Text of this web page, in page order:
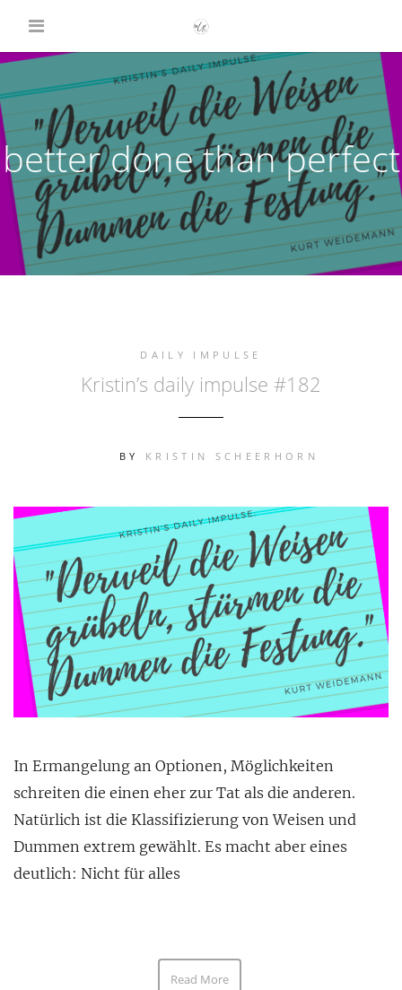
better done than perfect
DAILY IMPULSE
Kristin’s daily impulse #182
BY KRISTIN SCHEERHORN
In Ermangelung an Optionen, Möglichkeiten
schreiten die einen eher zur Tat als die anderen.
Natürlich ist die Klassifizierung von Weisen und
Dummen extrem gewählt. Es macht aber eines
deutlich: Nicht für alles
Read More